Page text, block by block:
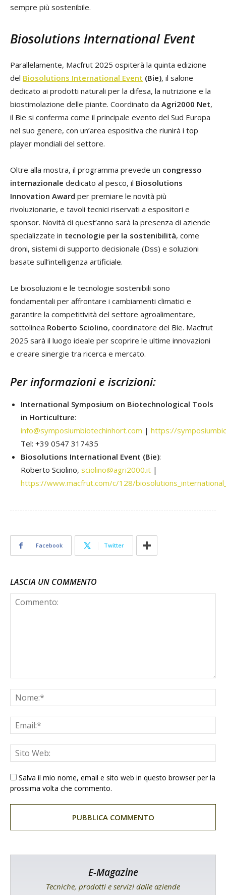
sempre più sostenibile.
Biosolutions International Event
Parallelamente, Macfrut 2025 ospiterà la quinta edizione
del Biosolutions International Event (Bie), il salone
dedicato ai prodotti naturali per la difesa, la nutrizione e la
biostimolazione delle piante. Coordinato da Agri2000 Net,
il Bie si conferma come il principale evento del Sud Europa
nel suo genere, con un’area espositiva che riunirà i top
player mondiali del settore.
Oltre alla mostra, il programma prevede un congresso
internazionale dedicato al pesco, il Biosolutions
Innovation Award per premiare le novità più
rivoluzionarie, e tavoli tecnici riservati a espositori e
sponsor. Novità di quest’anno sarà la presenza di aziende
specializzate in tecnologie per la sostenibilità, come
droni, sistemi di supporto decisionale (Dss) e soluzioni
basate sull’intelligenza artificiale.
Le biosoluzioni e le tecnologie sostenibili sono
fondamentali per affrontare i cambiamenti climatici e
garantire la competitività del settore agroalimentare,
sottolinea Roberto Sciolino, coordinatore del Bie. Macfrut
2025 sarà il luogo ideale per scoprire le ultime innovazioni
e creare sinergie tra ricerca e mercato.
Per informazioni e iscrizioni:
International Symposium on Biotechnological Tools
in Horticulture:
info@symposiumbiotechinhort.com | https://
Tel: +39 0547 317435
Biosolutions International Event (Bie):
Roberto Sciolino, sciolino@agri2000.it |
https://www.macfrut.com/c/128/
Facebook Twitter
LASCIA UN COMMENTO
Salva il mio nome, email e sito web in questo browser per la
prossima volta che commento.
E-Magazine
Tecniche, prodotti e servizi dalle aziende